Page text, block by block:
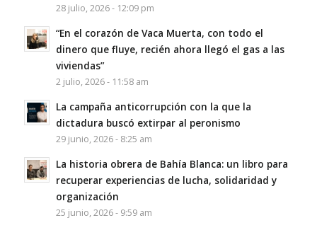
28 julio, 2026 - 12:09 pm
“En el corazón de Vaca Muerta, con todo el
dinero que fluye, recién ahora llegó el gas a las
viviendas”
2 julio, 2026 - 11:58 am
La campaña anticorrupción con la que la
dictadura buscó extirpar al peronismo
29 junio, 2026 - 8:25 am
La historia obrera de Bahía Blanca: un libro para
recuperar experiencias de lucha, solidaridad y
organización
25 junio, 2026 - 9:59 am